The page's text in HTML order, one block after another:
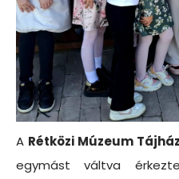
A Rétközi Múzeum
egymást váltva